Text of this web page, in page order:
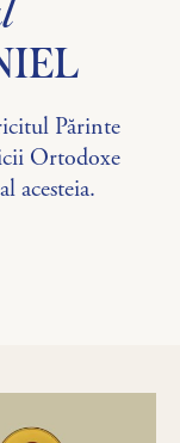
Părinte
Ortodoxe
acesteia.